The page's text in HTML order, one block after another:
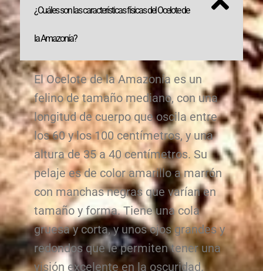
¿Cuáles son las características físicas del Ocelote de
la Amazonía?
El Ocelote de la Amazonía es un
felino de tamaño mediano, con una
longitud de cuerpo que oscila entre
los 60 y los 100 centímetros, y una
altura de 35 a 40 centímetros. Su
pelaje es de color amarillo a marrón
con manchas negras que varían en
tamaño y forma. Tiene una cola
gruesa y corta, y unos ojos grandes y
redondos que le permiten tener una
visión excelente en la oscuridad.